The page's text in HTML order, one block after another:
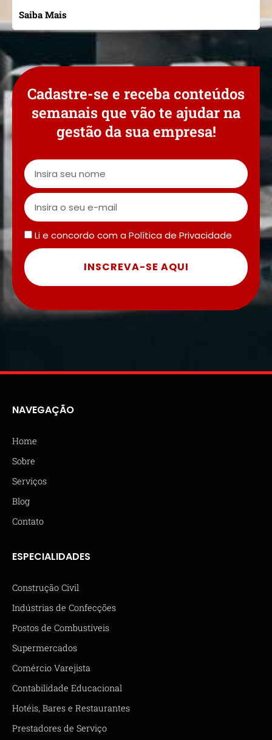
Saiba Mais
Cadastre-se e receba conteúdos
semanais que vão te ajudar na
gestão da sua empresa!
Li e concordo com aPolítica de Privacidade
INSCREVA-SE AQUI
NAVEGAÇÃO
Home
Sobre
Serviços
Blog
Contato
ESPECIALIDADES
Construção Civil
Indústrias de Confecções
Postos de Combustíveis
Supermercados
Comércio Varejista
Contabilidade Educacional
Hotéis, Bares e Restaurantes
Prestadores de Serviço